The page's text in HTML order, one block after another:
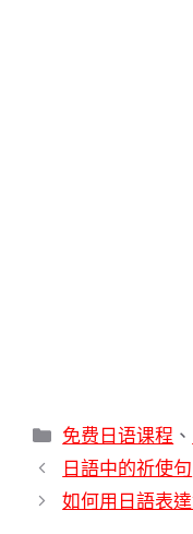
分
類
免费日语课程 、
日語中的祈使句
如何用日語表